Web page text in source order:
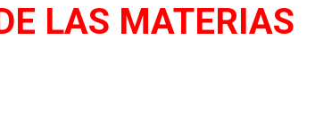
LAS MATERIAS